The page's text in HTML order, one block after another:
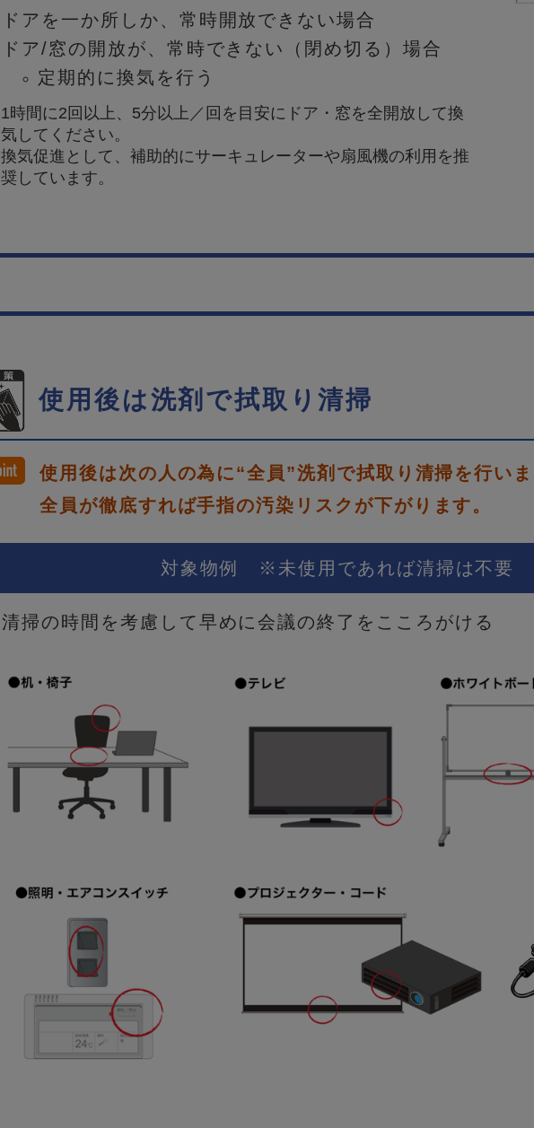
ドアを一か所しか、常時開放できない場合
ドア/窓の開放が、常時できない（閉め切る）場合
定期的に換気を行う
1時間に2回以上、5分以上／回を目安にドア・窓を全開放して換
気してください。
換気促進として、補助的にサーキュレーターや扇風機の利用を推
奨しています。
使用後は洗剤で拭取り清掃
使用後は次の人の為に“全員”洗剤で拭取り清掃を行い
全員が徹底すれば手指の汚染リスクが下がります。
対象物例 ※未使用であれば清掃は不要
清掃の時間を考慮して早めに会議の終了をこころがける